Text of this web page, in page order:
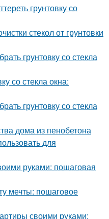
грунтовку со
стекол от грунтовки
грунтовку со стекла
со стекла окна:
грунтовку со стекла
дома из пенобетона
для
руками: пошаговая
мечты: пошаговое
своими руками: